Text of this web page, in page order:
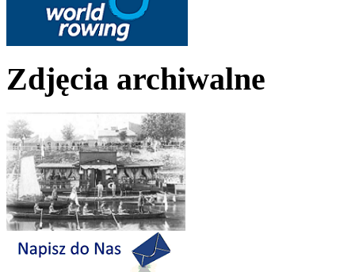
Zdjęcia archiwalne